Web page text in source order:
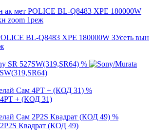
BL-Q8483 XPE 180000W ЗУсеть вын
%
%
+ (КОД 31)
%
Квадрат (КОД 49)